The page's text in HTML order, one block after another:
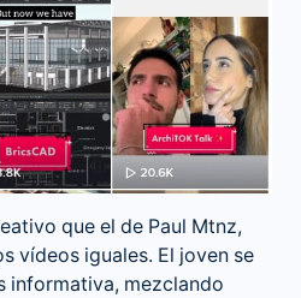
que el de Paul Mtnz,
vídeos iguales. El joven se
informativa, mezclando